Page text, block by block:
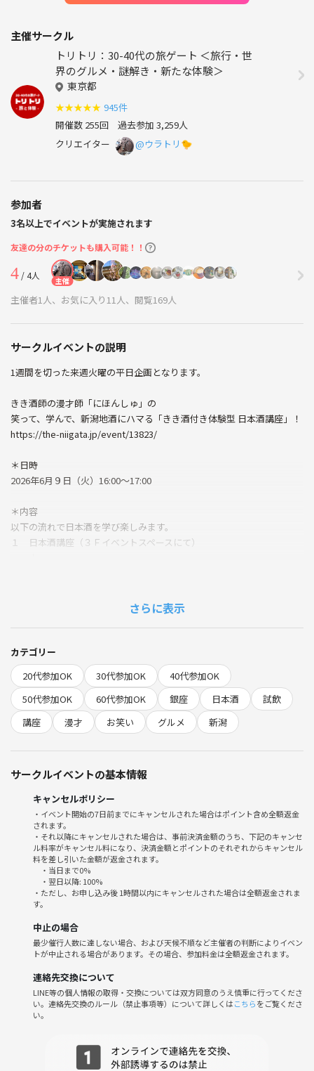
主催サークル
トリトリ：30-40代の旅ゲート ＜旅行・世
界のグルメ・謎解き・新たな体験＞
東京都
★★★★★ 945件
開催数 255回 過去参加 3,259人
クリエイター
@ウラトリ🐤
参加者
3名以上でイベントが実施されます
友達の分のチケットも購入可能！！
4/ 4人 主催
主催者1人、お気に入り11人、閲覧169人
サークルイベントの説明
1週間を切った来週火曜の平日企画となります。
きき酒師の漫才師「にほんしゅ」の
笑って、学んで、新潟地酒にハマる「きき酒付き体験型 日本酒講座」！
https://the-niigata.jp/event/13823/
＊日時
2026年6月９日（火）16:00～17:00
＊内容
以下の流れで日本酒を学び楽しみます。
１ 日本酒講座（３Ｆイベントスペースにて）
３ 試飲交流（２Ｆ新潟清酒・THE SAKE Standに移動）
1,500円（THE SAKE Standの有料試飲５杯付き）
つなげーと参加料は企画終了後にポイントバックします！
＊きき酒師の漫才師「にほんしゅ」
大阪府東大阪市出身のあさやんと、兵庫県姫路市出身の北井一彰からな
る漫才コンビ。
取得。
している世界で唯一の漫才師として、フリーで芸能活動を再開。
現在は《食卓には日本酒。話題には漫才師にほんしゅ。》を目標に、オ
ンラインも含めて全国各地の日本酒イベントや蔵開きに出演している
他、初心者向けの日本酒講座「日本酒ナビゲーター認定講座」を定期的
に開催しており、2026年4月現在では1,100名以上を認定し、きき酒師や
日本酒ナビゲーターの資格認定団体の日本酒サービス研究会（SSI）か
ら特別功労賞を与えられている。
さらに表示
カテゴリー
20代参加OK
30代参加OK
40代参加OK
50代参加OK
60代参加OK 銀座 日本酒
試飲
講座
漫才 お笑い グルメ 新潟
サークルイベントの基本情報
キャンセルポリシー
・イベント開始の7日前までにキャンセルされた場合はポイント含め全額返金
されます。
・それ以降にキャンセルされた場合は、事前決済金額のうち、下記のキャンセ
ル料率がキャンセル料になり、決済金額とポイントのそれぞれからキャンセル
料を差し引いた金額が返金されます。
・当日まで0%
・翌日以降: 100%
・ただし、お申し込み後 1時間以内にキャンセルされた場合は全額返金されま
す。
中止の場合
最少催行人数に達しない場合、および天候不順など主催者の判断によりイベン
トが中止される場合があります。その場合、参加料金は全額返金されます。
連絡先交換について
LINE等の個人情報の取得・交換については双方同意のうえ慎重に行ってくださ
い。連絡先交換のルール（禁止事項等）について詳しくはこちらをご覧くださ
い。